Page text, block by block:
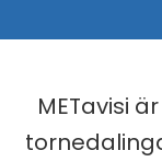
METavisi